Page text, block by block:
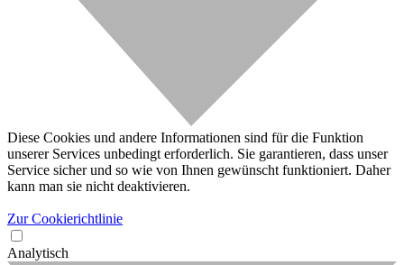
Diese Cookies und andere Informationen sind für die Funktion
unserer Services unbedingt erforderlich. Sie garantieren, dass unser
Service sicher und so wie von Ihnen gewünscht funktioniert. Daher
kann man sie nicht deaktivieren.
Zur Cookierichtlinie
Analytisch